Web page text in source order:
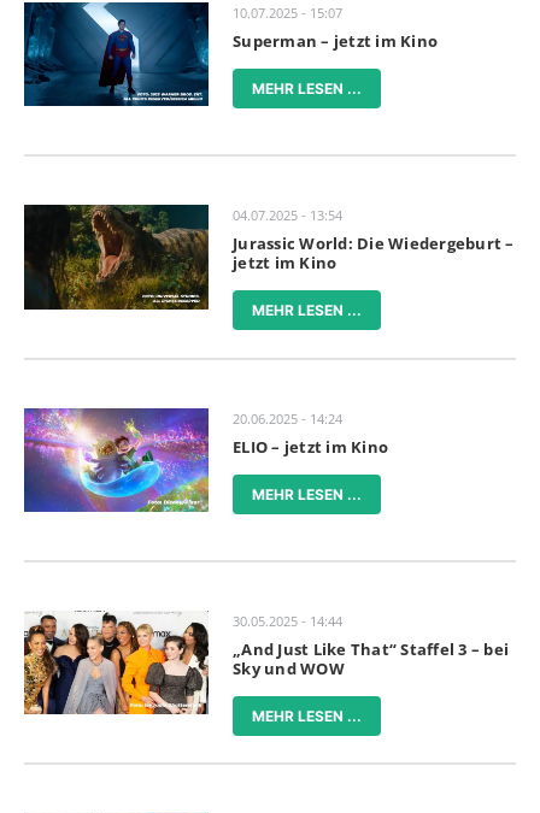
10.07.2025 - 15:07
Superman – jetzt im Kino
MEHR LESEN ...
04.07.2025 - 13:54
Jurassic World: Die Wiedergeburt –
jetzt im Kino
MEHR LESEN ...
20.06.2025 - 14:24
ELIO – jetzt im Kino
MEHR LESEN ...
30.05.2025 - 14:44
„And Just Like That“ Staffel 3 – bei
Sky und WOW
MEHR LESEN ...